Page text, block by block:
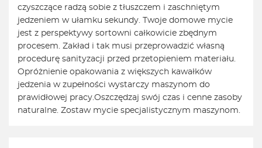
czyszczące radzą sobie z tłuszczem i zaschniętym
jedzeniem w ułamku sekundy. Twoje domowe mycie
jest z perspektywy sortowni całkowicie zbędnym
procesem. Zakład i tak musi przeprowadzić własną
procedurę sanityzacji przed przetopieniem materiału.
Opróżnienie opakowania z większych kawałków
jedzenia w zupełności wystarczy maszynom do
prawidłowej pracy.Oszczędzaj swój czas i cenne zasoby
naturalne. Zostaw mycie specjalistycznym maszynom.